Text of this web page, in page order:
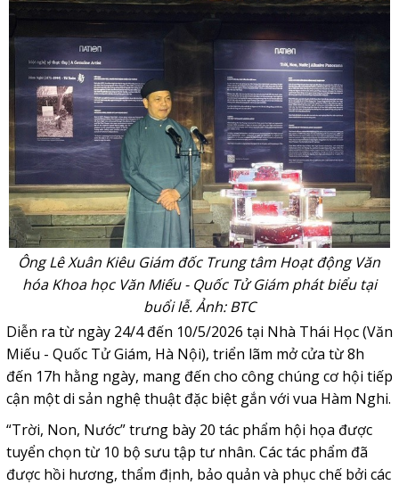
Ông Lê Xuân Kiêu Giám đốc Trung tâm Hoạt động Văn
hóa Khoa học Văn Miếu - Quốc Tử Giám phát biểu tại
buổi lễ. Ảnh: BTC
Diễn ra từ ngày 24/4 đến 10/5/2026 tại Nhà Thái Học (Văn
Miếu - Quốc Tử Giám, Hà Nội), triển lãm mở cửa từ 8h
đến 17h hằng ngày, mang đến cho công chúng cơ hội tiếp
cận một di sản nghệ thuật đặc biệt gắn với vua Hàm Nghi.
“Trời, Non, Nước” trưng bày 20 tác phẩm hội họa được
tuyển chọn từ 10 bộ sưu tập tư nhân. Các tác phẩm đã
được hồi hương, thẩm định, bảo quản và phục chế bởi các